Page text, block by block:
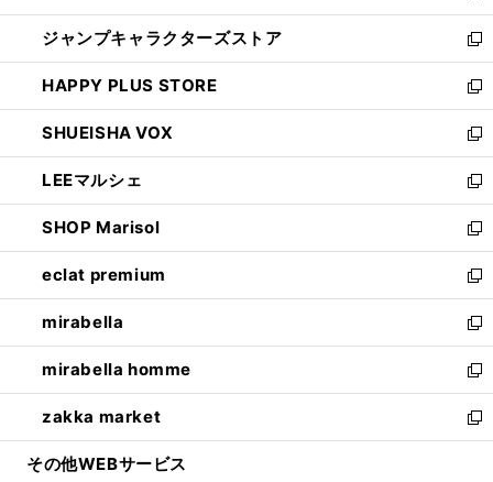
開
く
ウ
ィ
ン
ド
ウ
で
開
く
し
い
ウ
ィ
ン
ド
ウ
で
開
く
ジャンプキャラクターズストア
新
し
い
ウ
ィ
ン
ド
ウ
で
開
く
HAPPY PLUS STORE
新
し
い
ウ
ィ
ン
ド
ウ
で
開
く
SHUEISHA VOX
新
し
い
ウ
ィ
ン
ド
ウ
で
開
く
LEEマルシェ
新
し
い
ウ
ィ
ン
ド
ウ
で
開
く
SHOP Marisol
新
し
い
ウ
ィ
ン
ド
ウ
で
開
eclat premium
新
し
い
ウ
ィ
ン
ド
ウ
mirabella
新
し
い
ウ
ィ
ン
mirabella homme
新
し
い
ウ
zakka market
新
し
その他WEBサービス